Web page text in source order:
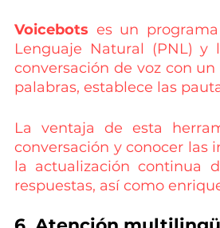
Voicebots es un
Lenguaje Natural (PNL) y
conversación de voz con
palabras, establece las
La ventaja de esta
conversación y conocer las
la actualización continua
respuestas, así como